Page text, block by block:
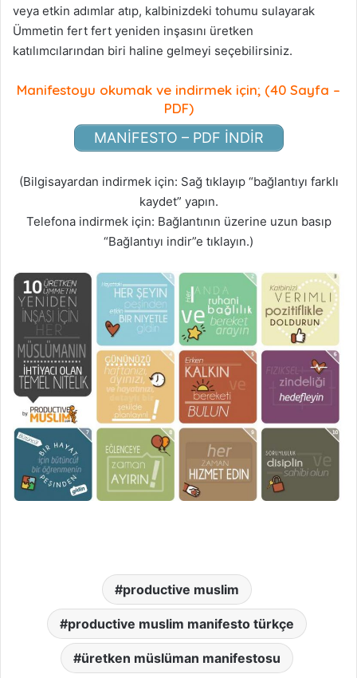
veya etkin adımlar atıp, kalbinizdeki tohumu sulayarak
Ümmetin fert fert yeniden inşasını üretken
katılımcılarından biri haline gelmeyi seçebilirsiniz.
Manifestoyu okumak ve indirmek için; (40 Sayfa –
PDF)
MANİFESTO – PDF İNDİR
(Bilgisayardan indirmek için: Sağ tıklayıp “bağlantıyı farklı
kaydet” yapın.
Telefona indirmek için: Bağlantının üzerine uzun basıp
“Bağlantıyı indir”e tıklayın.)
productive muslim
productive muslim manifesto türkçe
üretken müslüman manifestosu